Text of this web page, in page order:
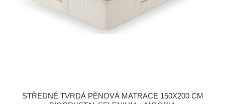
STŘEDNĚ TVRDÁ PĚNOVÁ MATRACE 150X200 CM